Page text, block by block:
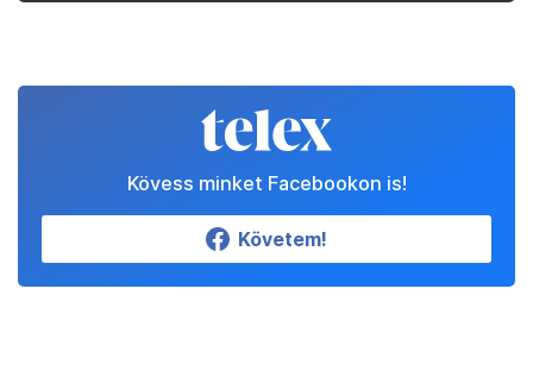
Kövess minket Facebookon is!
Követem!